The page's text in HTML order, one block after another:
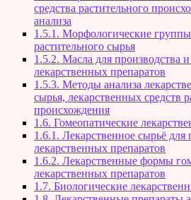
средства растительного
анализа
1.5.1. Морфологические группы
растительного сырья
1.5.2. Масла для производства
лекарственных препаратов
1.5.3. Методы анализа
сырья, лекарственных средств
происхождения
1.6. Гомеопатические
1.6.1. Лекарственное сырьё для
лекарственных препаратов
1.6.2. Лекарственные формы
лекарственных препаратов
1.7. Биологические